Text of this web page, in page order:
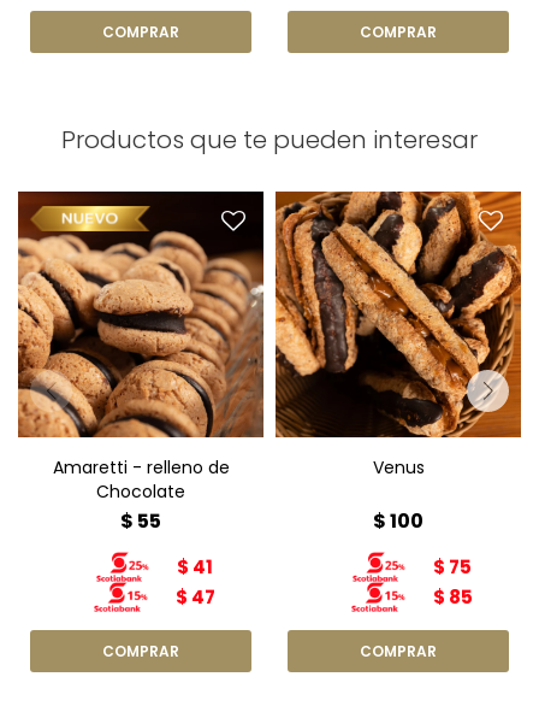
Productos que te pueden interesar
Amaretti relleno de
chocolate x1
Amaretti - relleno de
Chocolate
$ 55
$ 41
$ 47
Venus x1
Venus
$100
$ 75
$ 85